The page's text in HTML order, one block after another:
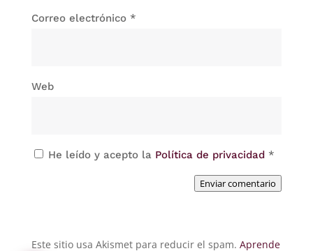
Correo electrónico *
Web
He leído y acepto la Política de privacidad *
Enviar comentario
Este sitio usa Akismet para reducir el spam. Aprende